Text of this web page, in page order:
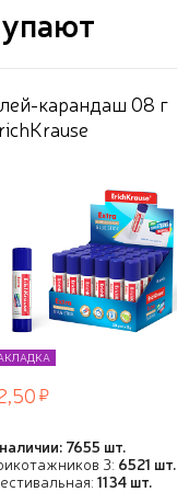
карандаш 08 г
7655 шт.
3: 6521 шт.
1134 шт.